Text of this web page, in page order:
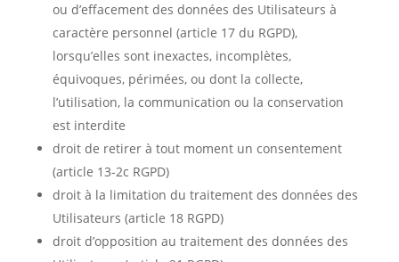
ou d’effacement des données des Utilisateurs à
caractère personnel (article 17 du RGPD),
lorsqu’elles sont inexactes, incomplètes,
équivoques, périmées, ou dont la collecte,
l’utilisation, la communication ou la conservation
est interdite
droit de retirer à tout moment un consentement
(article 13-2c RGPD)
droit à la limitation du traitement des données des
Utilisateurs (article 18 RGPD)
droit d’opposition au traitement des données des